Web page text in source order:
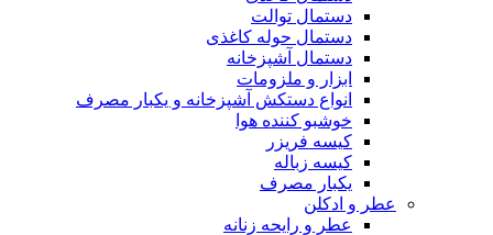
دستمال توالت
دستمال حوله کاغذی
دستمال آشپزخانه
ابزار و ملزومات
انواع دستکش آشپزخانه و یکبار مصرف
خوشبو کننده هوا
کیسه فریزر
کیسه زباله
یکبار مصرف
عطر و ادکلن
عطر و رایحه زنانه